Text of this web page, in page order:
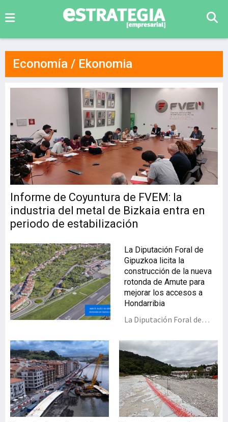
Economía / Ekonomia
Informe de Coyuntura de FVEM: la
industria del metal de Bizkaia entra en
periodo de estabilización
La Diputación Foral de
Gipuzkoa licita la
construcción de la nueva
rotonda de Amute para
mejorar los accesos a
Hondarribia
La Diputación Foral de
en el desarrollo del Plan
Integral de Mejoras de
Bidasoaldea con la
licitación de las obras de
construcción de una nueva
rotonda en Amute
(Hondarribia), que